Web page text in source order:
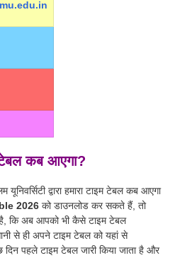
टेबल कब आएगा?
द्वारा हमारा टाइम टेबल कब आएगा
2026 को डाउनलोड कर सकते हैं, तो
है, कि अब आपको भी कैसे टाइम टेबल
से ही अपने टाइम टेबल को यहां से
पहले टाइम टेबल जारी किया जाता है और